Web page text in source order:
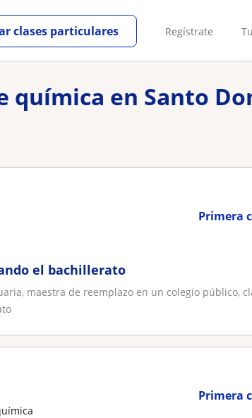
Regístrate
clases particulares
química en Santo
Primera
el bachillerato
maestra de reemplazo en un colegio público,
Primera